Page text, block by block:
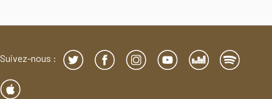
Suivez-nous :